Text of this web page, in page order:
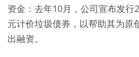
资金：去年10月，公司宣布发行
元计价垃圾债券，以帮助其为原
出融资。